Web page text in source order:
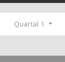
Quartal 1